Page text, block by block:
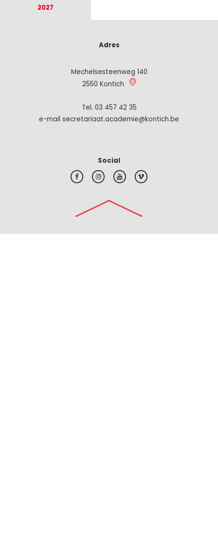
2027
Adres
Mechelsesteenweg 140
2550 Kontich
Tel. 03 457 42 35
e-mail secretariaat.academie@kontich.be
Social
#top